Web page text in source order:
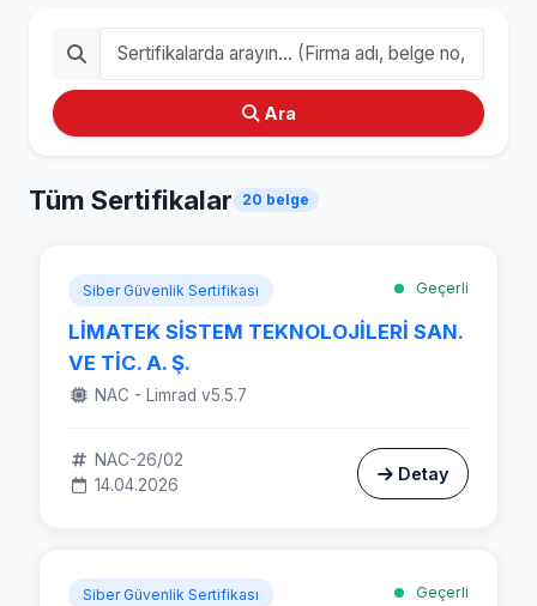
Ara
Tüm Sertifikalar 20 belge
Siber Güvenlik Sertifikası Geçerli
LİMATEK SİSTEM TEKNOLOJİLERİ SAN.
VE TİC. A. Ş.
NAC - Limrad v5.5.7
NAC-26/02
14.04.2026
Detay
Siber Güvenlik Sertifikası Geçerli